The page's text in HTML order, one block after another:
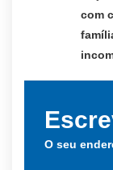
com
O seu